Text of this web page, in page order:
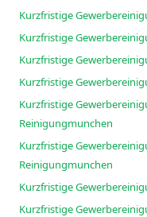
Kurzfristige
Kurzfristige
Kurzfristige
Kurzfristige
Kurzfristige
Reinigungmunchen
Kurzfristige
Reinigungmunchen
Kurzfristige
Kurzfristige